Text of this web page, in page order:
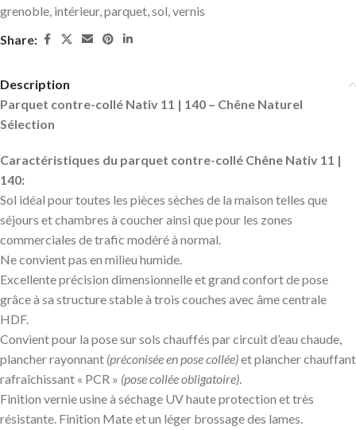
grenoble, intérieur,parquet,sol,vernis
Share:
Description
Parquet contre-collé Nativ 11 | 140 – Chêne Naturel
Sélection
Caractéristiques du parquet contre-collé Chêne Nativ 11 |
140:
Sol idéal pour toutes les pièces sèches de la maison telles que
séjours et chambres à coucher ainsi que pour les zones
commerciales de trafic modéré à normal.
Ne convient pas en milieu humide.
Excellente précision dimensionnelle et grand confort de pose
grâce à sa structure stable à trois couches avec âme centrale
HDF.
Convient pour la pose sur sols chauffés par circuit d’eau chaude,
plancher rayonnant (préconisée en pose collée)et plancher chauffant
rafraîchissant « PCR » (pose collée obligatoire).
Finition vernie usine à séchage UV haute protection et très
résistante. Finition Mate et un léger brossage des lames.